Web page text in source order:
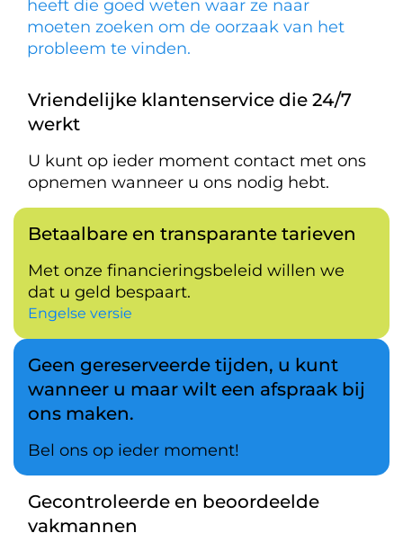
heeft die goed weten waar ze naar
moeten zoeken om de oorzaak van het
probleem te vinden.
Vriendelijke klantenservice die 24/7
werkt
U kunt op ieder moment contact met ons
opnemen wanneer u ons nodig hebt.
Betaalbare en transparante tarieven
Met onze financieringsbeleid willen we
dat u geld bespaart.
Engelse versie
Geen gereserveerde tijden, u kunt
wanneer u maar wilt een afspraak bij
ons maken.
Bel ons op ieder moment!
Gecontroleerde en beoordeelde
vakmannen